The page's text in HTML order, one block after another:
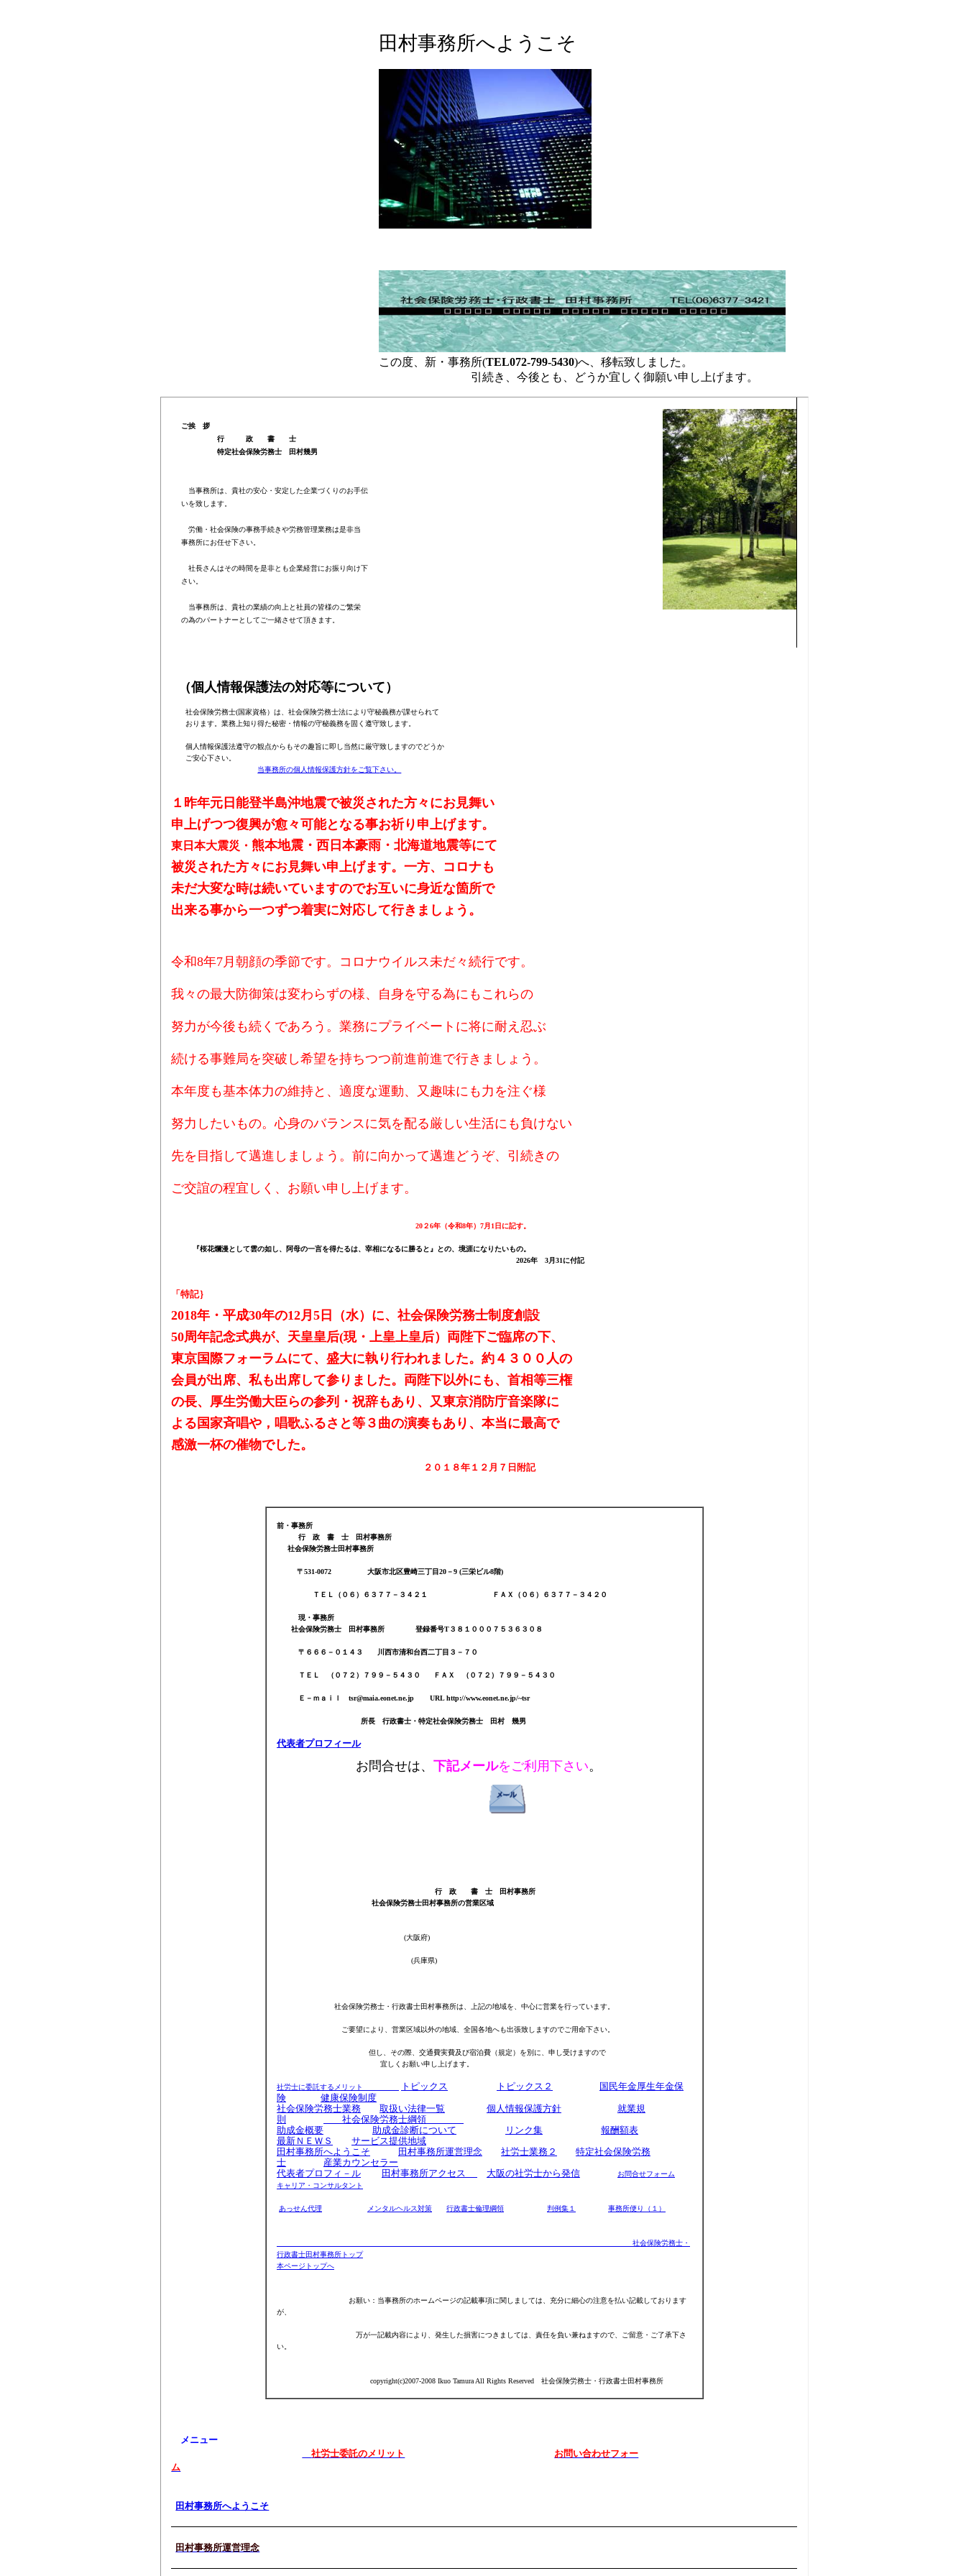
田村事務所へようこそ
この度、新・事務所(TEL072-799-5430)へ、移転致しました。
引続き、今後とも、どうか宜しく御願い申し上げます。
ご挨 拶
行 政 書 士
特定社会保険労務士 田村幾男
当事務所は、貴社の安心・安定した企業づくりのお手伝
いを致します。
労働・社会保険の事務手続きや労務管理業務は是非当
事務所にお任せ下さい。
社長さんはその時間を是非とも企業経営にお振り向け下
さい。
当事務所は、貴社の業績の向上と社員の皆様のご繁栄
の為のパートナーとしてご一緒させて頂きます。
（個人情報保護法の対応等について）
社会保険労務士(国家資格）は、社会保険労務士法により守秘義務が課せられて
おります。業務上知り得た秘密・情報の守秘義務を固く遵守致します。
個人情報保護法遵守の観点からもその趣旨に即し当然に厳守致しますのでどうか
ご安心下さい。
当事務所の個人情報保護方針をご覧下さい。
１昨年元日能登半島沖地震で被災された方々にお見舞い
申上げつつ復興が愈々可能となる事お祈り申上げます。
東日本大震災・熊本地震・西日本豪雨・北海道地震等にて
被災された方々にお見舞い申上げます。一方、コロナも
未だ大変な時は続いていますのでお互いに身近な箇所で
出来る事から一つずつ着実に対応して行きましょう。
令和8年7月朝顔の季節です。コロナウイルス未だ々続行です。
我々の最大防御策は変わらずの様、自身を守る為にもこれらの
努力が今後も続くであろう。業務にプライベートに将に耐え忍ぶ
続ける事難局を突破し希望を持ちつつ前進前進で行きましょう。
本年度も基本体力の維持と、適度な運動、又趣味にも力を注ぐ様
努力したいもの。心身のバランスに気を配る厳しい生活にも負けない
先を目指して邁進しましょう。前に向かって邁進 どうぞ、引続きの
ご交誼の程宜しく、お願い申し上げます。
20２6年 （令和8年）7月1日に記す。
『桜花爛漫として雲の如し、阿母の一言を得たるは、宰相になるに勝ると』との、境涯になりたいもの。
2026年 3月31に付記
「特記｝
2018年・平成30年の12月5 日（水）に、社会保険労務士制度創設
50周年記念式典が、天皇皇后(現・上皇上皇后）両陛下ご臨席の下、
東京国際フォーラムにて、盛大に執り行われました。約４３００人の
会員が出席、私も出席して参りました。両陛下以外にも、首相等三権
の長、厚生労働大臣らの参列・祝辞もあり、又東京消防庁音楽隊に
よる国家斉唱や，唱歌ふるさと等３曲の演奏もあり、本当に最高で
感激一杯の催物でした。
２０１８年１２月７日附記
前・事務所
行 政 書 士 田村事務所
社会保険労務士田村事務所
〒531-0072 大阪市北区豊崎三丁目20－9 (三栄ビル8階)
ＴＥＬ（０６）６３７７－３４２１ ＦＡＸ（０６）６３７７－３４２０
現・事務所
社会保険労務士 田村事務所 登録番号T３８１０００７５３６３０８
〒６６６－０１４３ 川西市清和台西二丁目３－７０
ＴＥＬ （０７２）７９９－５４３０ ＦＡＸ （０７２）７９９－５４３０
Ｅ－ｍａｉｌ tsr@maia.eonet.ne.jp URL http://www.eonet.ne.jp/~tsr
所長 行政書士・特定社会保険労務士 田村 幾男
代表者プロフィール
お問合せは、 下記メールをご利用下さい。
行 政 書 士 田村事務所
社会保険労務士田村事務所の営業区域
(大阪府)
(兵庫県)
社会保険労務士・行政書士田村事務所は、上記の地域を、中心に営業を行っています。
ご要望により、営業区域以外の地域、全国各地へも出張致しますのでご用命下さい。
但し、その際、交通費実費及び宿泊費（規定）を別に、申し受けますので
宜しくお願い申し上げます。
社労士に委託するメリット トピックス トピックス２
国民年金厚生年金保
険
健康保険制度
社会保険労務士業務
取扱い法律一覧 個人情報保護方針
就業規
則
社会保険労務士綱領
助成金概要
助成金診断について リンク集
報酬額表
最新ＮＥＷＳ
サービス提供地域
田村事務所へようこそ
田村事務所運営理念 社労士業務２
特定社会保険労務
士
産業カウンセラー
代表者プロフィ－ル
田村事務所アクセス 大阪の社労士から発信
お問合せフォーム
キャリア・コンサルタント
あっせん代理 メンタルヘルス対策 行政書士倫理綱領 判例集１ 事務所便り（１）
社会保険労務士 ・
行政書士田村事務所トップ
本ページトップへ
お願い：当事務所のホームページの記載事項に関しましては、充分に細心の注意を払い記載しております
が、
万が一記載内容により、発生した損害につきましては、責任を負い兼ねますので、ご留意・ご了承下さ
い。
copyright(c)2007-2008 Ikuo Tamura All Rights Reserved 社会保険労務士・行政書士田村事務所
メニュー
社労士委託のメリット
お問い合わせフォー
ム
田村事務所へようこそ
田村事務所運営理念